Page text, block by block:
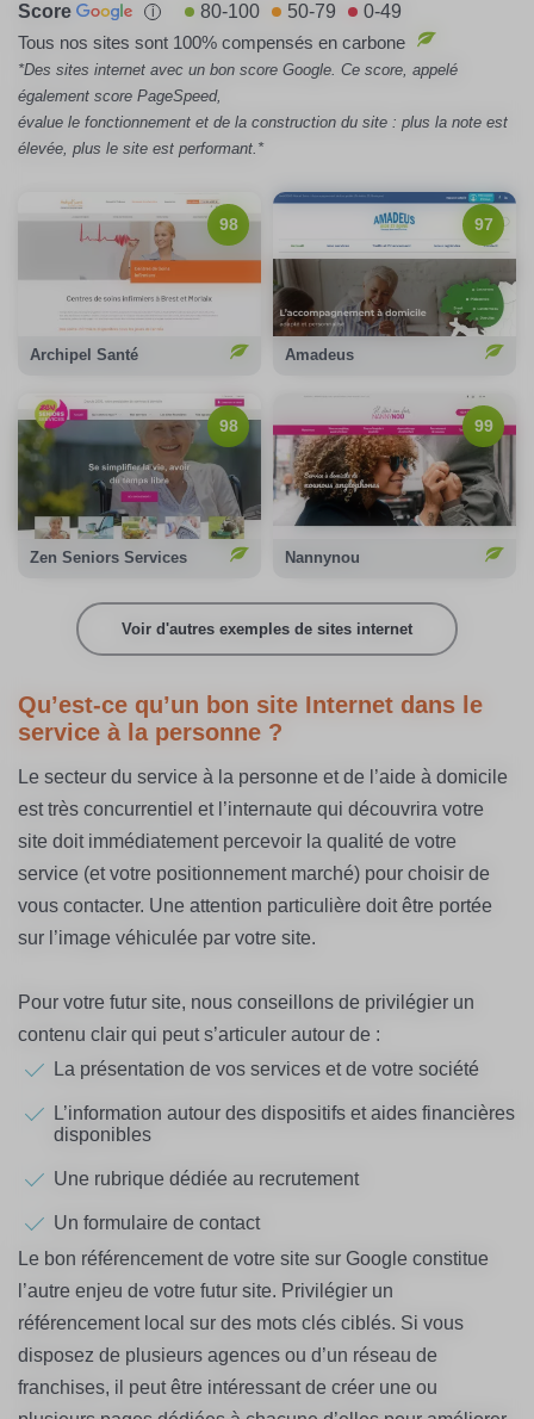
Score i 80-100 50-79
0-49
Tous nos sites sont 100% compensés en carbone
*Des sites internet avec un bon score Google. Ce score, appelé
également score PageSpeed,
évalue le fonctionnement et de la construction du site : plus la note est
élevée, plus le site est performant.*
98
Archipel Santé
Notation Google :
98/100
Emission carbone :
0,30gCO2/page
Voir le site
97
Amadeus
Notation Google :
Emission carbone :
0,17gCO2/page
Compensation carbone :
100%
Voir le site
98
Zen Seniors Services
Notation Google :
98/100
Compensation carbone :
100%
Voir le site
99
Nannynou
Notation Google :
99/100
Compensation carbone :
100%
Voir le site
Voir d'autres exemples de sites internet
Qu’est-ce qu’un bon site Internet dans le
service à la personne ?
Le secteur du service à la personne et de l’aide à domicile
est très concurrentiel et l’internaute qui découvrira votre
site doit immédiatement percevoir la qualité de votre
service (et votre positionnement marché) pour choisir de
vous contacter. Une attention particulière doit être portée
sur l’image véhiculée par votre site.
Pour votre futur site, nous conseillons de privilégier un
contenu clair qui peut s’articuler autour de :
La présentation de vos services et de votre société
L’information autour des dispositifs et aides financières
disponibles
Une rubrique dédiée au recrutement
Un formulaire de contact
Le bon référencement de votre site sur Google constitue
l’autre enjeu de votre futur site. Privilégier un
référencement local sur des mots clés ciblés. Si vous
disposez de plusieurs agences ou d’un réseau de
franchises, il peut être intéressant de créer une ou